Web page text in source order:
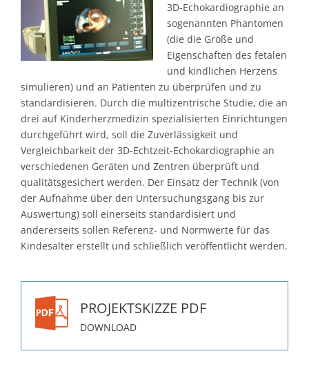
3D-Echokardiographie an
sogenannten Phantomen
(die die Größe und
Eigenschaften des fetalen
und kindlichen Herzens
simulieren) und an Patienten zu überprüfen und zu
standardisieren. Durch die multizentrische Studie, die an
drei auf Kinderherzmedizin spezialisierten Einrichtungen
durchgeführt wird, soll die Zuverlässigkeit und
Vergleichbarkeit der 3D-Echtzeit-Echokardiographie an
verschiedenen Geräten und Zentren überprüft und
qualitätsgesichert werden. Der Einsatz der Technik (von
der Aufnahme über den Untersuchungsgang bis zur
Auswertung) soll einerseits standardisiert und
andererseits sollen Referenz- und Normwerte für das
Kindesalter erstellt und schließlich veröffentlicht werden.
PROJEKTSKIZZE PDF
DOWNLOAD